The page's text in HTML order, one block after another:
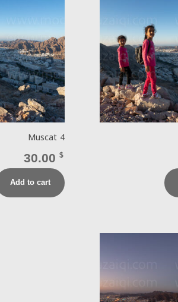
Muscat 4
30.00 $
Add to cart